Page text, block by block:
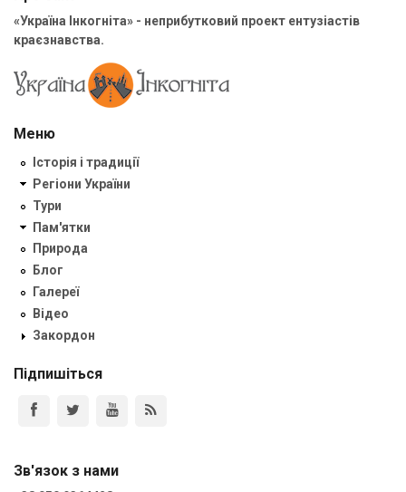
«Україна Інкогніта» - неприбутковий проект ентузіастів
краєзнавства.
Меню
Історія і традиції
Регіони України
Тури
Пам'ятки
Природа
Блог
Галереї
Відео
Закордон
Підпишіться
Зв'язок з нами